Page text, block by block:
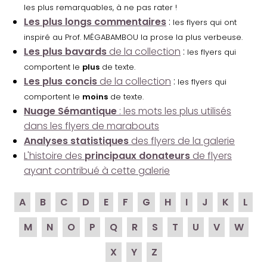
les plus remarquables, à ne pas rater !
Les plus longs commentaires : les flyers qui ont
inspiré au Prof. MÉGABAMBOU la prose la plus verbeuse.
Les plus bavards de la collection : les flyers qui
comportent le plus de texte.
Les plus concis de la collection : les flyers qui
comportent le moins de texte.
Nuage Sémantique : les mots les plus utilisés
dans les flyers de marabouts
Analyses statistiques des flyers de la galerie
L'histoire des principaux donateurs de flyers
ayant contribué à cette galerie
A B C D E F G H I J K
L
M
N O P Q R S T U V
W
X
Y Z